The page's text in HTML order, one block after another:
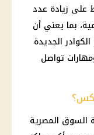
على زيادة عدد
بما يعني أن
الجديدة
تواصل
المصرية